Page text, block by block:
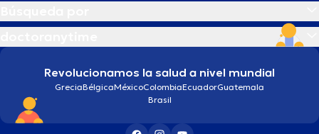
Revolucionamos la salud a nivel mundial
GreciaBélgicaMéxicoColombiaEcuadorGuatemala
Brasil